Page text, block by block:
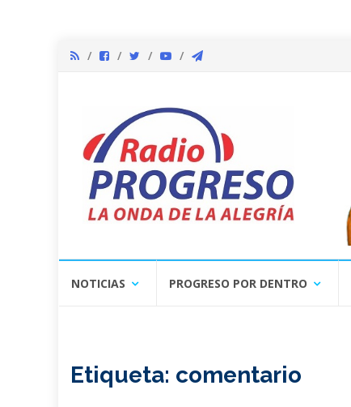
NOTICIAS PROGRESO POR DENTRO
Etiqueta: comentario